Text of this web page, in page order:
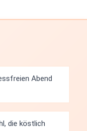
Abend
die köstlich